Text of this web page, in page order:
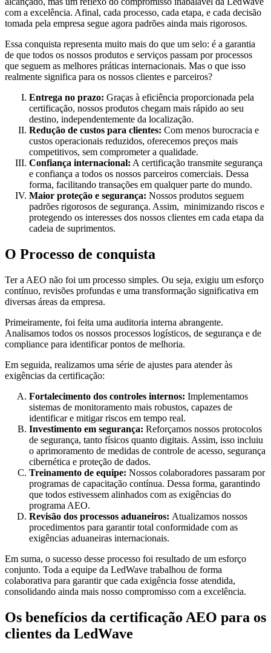
com a excelência. Afinal, cada processo, cada etapa, e cada decisão
tomada pela empresa segue agora padrões ainda mais rigorosos.
Essa conquista representa muito mais do que um selo: é a garantia
de que todos os nossos produtos e serviços passam por processos
que seguem as melhores práticas internacionais. Mas o que isso
realmente significa para os nossos clientes e parceiros?
Entrega no prazo: Graças à eficiência proporcionada pela
certificação, nossos produtos chegam mais rápido ao seu
destino, independentemente da localização.
Redução de custos para clientes: Com menos burocracia e
custos operacionais reduzidos, oferecemos preços mais
competitivos, sem comprometer a qualidade.
Confiança internacional: A certificação transmite segurança
e confiança a todos os nossos parceiros comerciais. Dessa
forma, facilitando transações em qualquer parte do mundo.
Maior proteção e segurança: Nossos produtos seguem
padrões rigorosos de segurança. Assim, minimizando riscos e
protegendo os interesses dos nossos clientes em cada etapa da
cadeia de suprimentos.
O Processo de conquista
Ter a AEO não foi um processo simples. Ou seja, exigiu um esforço
contínuo, revisões profundas e uma transformação significativa em
diversas áreas da empresa.
Primeiramente, foi feita uma auditoria interna abrangente.
Analisamos todos os nossos processos logísticos, de segurança e de
compliance para identificar pontos de melhoria.
Em seguida, realizamos uma série de ajustes para atender às
exigências da certificação:
Fortalecimento dos controles internos: Implementamos
sistemas de monitoramento mais robustos, capazes de
identificar e mitigar riscos em tempo real.
Investimento em segurança: Reforçamos nossos protocolos
de segurança, tanto físicos quanto digitais. Assim, isso incluiu
o aprimoramento de medidas de controle de acesso, segurança
cibernética e proteção de dados.
Treinamento de equipe: Nossos colaboradores passaram por
programas de capacitação contínua. Dessa forma, garantindo
que todos estivessem alinhados com as exigências do
programa AEO.
Revisão dos processos aduaneiros: Atualizamos nossos
procedimentos para garantir total conformidade com as
exigências aduaneiras internacionais.
Em suma, o sucesso desse processo foi resultado de um esforço
conjunto. Toda a equipe da LedWave trabalhou de forma
colaborativa para garantir que cada exigência fosse atendida,
consolidando ainda mais nosso compromisso com a excelência.
Os benefícios da certificação AEO para os
clientes da LedWave